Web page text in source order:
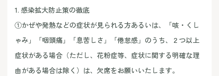
1. 感染拡大防止策の徹底
①かぜや発熱などの症状が見られる方あるいは、「咳・くし
ゃみ」「咽頭痛」「息苦しさ」「倦怠感」のうち、２つ以上
症状がある場合（ただし、花粉症等、症状に関する明確な理
由がある場合は除く）は、欠席をお願いいたします。